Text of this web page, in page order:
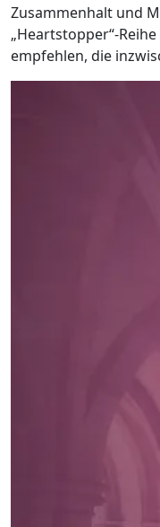
Zusammenhalt und
„Heartstopper“-
empfehlen, die